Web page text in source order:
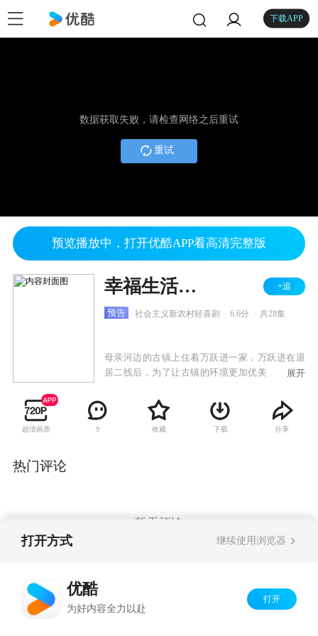
下载APP
数据获取失败，请检查网络之后重试
重试
预览播放中，打开优酷APP看高清完整版
幸福生活万年长 +追
预告 社会主义新农村轻喜剧 6.6分 共28集
母亲河边的古镇上住着万跃进一家，万跃进在退
居二线后，为了让古镇的环境更加优美，承担起
造林工作留给了年轻的书记马彦芳。万跃进勇于
面对各种困难，与书记马彦芳成功完成了县里“植
树造林，清洁垃圾，保护母亲河，建设新农村”的
展开
超清画质 9 收藏 下载 分享
热门评论
暂无评论
打开方式 继续使用浏览器
优酷
为好内容全力以赴
打开